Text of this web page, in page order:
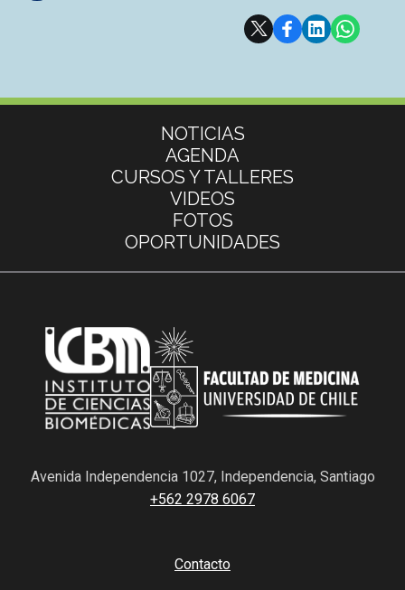
NOTICIAS
AGENDA
CURSOS Y TALLERES
VIDEOS
FOTOS
OPORTUNIDADES
Avenida Independencia 1027, Independencia, Santiago
+562 2978 6067
Contacto